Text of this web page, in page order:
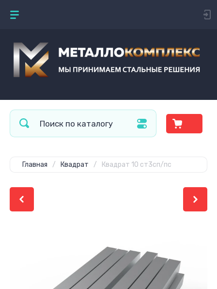
Главная / Квадрат / Квадрат 10 ст3сп/пс